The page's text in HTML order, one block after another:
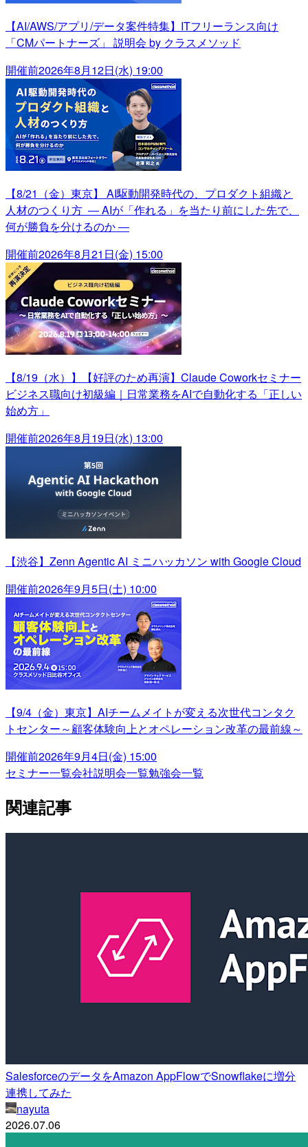
【AI/AWS/アプリ/データ案件特集】ITフリーランス向け
「CMパートナーズ」 説明会 by クラスメソッド
開催前2026年8月12日(水) 19:00
【8/21（金）東京】 AI駆動開発時代の、プロダクト組織と
人材のつくり方 ― AIが「作れる」を当たり前にした先で、
何が勝負を分けるのか ―
開催前2026年8月21日(金) 15:00
【8/19（水）】【好評のため再演】Claude Coworkセミナー
ビジネス職向け初級編｜日常業務をAIで自動化する「正しい
始め方」
開催前2026年8月19日(水) 13:00
【渋谷】Zenn Agentic AI ミニハッカソン with Google Cloud
開催前2026年9月5日(土) 10:00
【9/4（金）東京】AIチームメイトが変える次世代コンタク
トセンター～顧客体験向上とオペレーション改革の最前線～
開催前2026年9月4日(金) 15:00
セミナー一覧会社説明会一覧勉強会一覧
関連記事
SalesforceのデータをAmazon AppFlowでSnowflakeに増分
連携してみた
nayuta
2026.07.06